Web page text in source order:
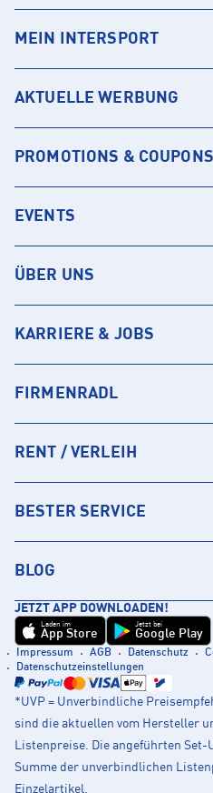
MEIN INTERSPORT
AKTUELLE WERBUNG
PROMOTIONS & COUPONS
EVENTS
ÜBER UNS
KARRIERE & JOBS
FIRMENRADL
RENT / VERLEIH
BESTER SERVICE
BLOG
JETZT APP DOWNLOADEN!
Laden im
App Store
Jetzt bei
Google Play
Impressum AGB Datenschutz
Datenschutzeinstellungen
*UVP = Unverbindliche
sind die aktuellen vom Hersteller
Listenpreise. Die angeführten Set-
Summe der unverbindlichen
Einzelartikel.